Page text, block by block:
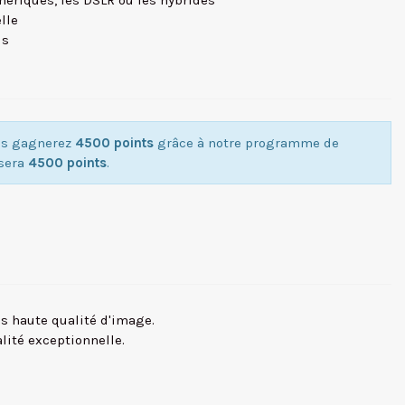
gagnerez 4500 points grâce à notre programme de
4500 points.
haute qualité d'image.
exceptionnelle.